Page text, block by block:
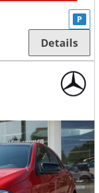
P
Details